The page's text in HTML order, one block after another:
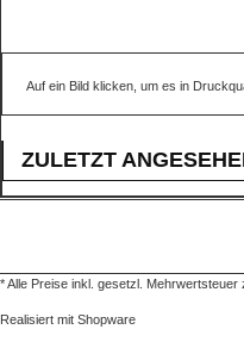
Auf ein Bild klicken, um es in
ZULETZT
* Alle Preise inkl. gesetzl. Mehrwertsteuer
Realisiert mit Shopware